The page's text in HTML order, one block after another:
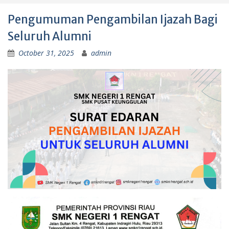
Pengumuman Pengambilan Ijazah Bagi
Seluruh Alumni
October 31, 2025 admin